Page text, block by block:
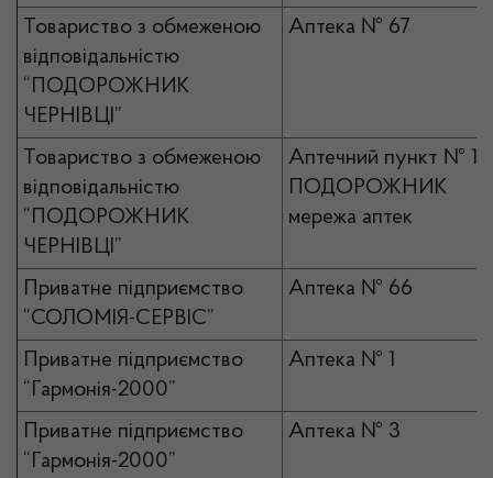
Товариство з обмеженою
відповідальністю
“ПОДОРОЖНИК
ЧЕРНІВЦІ”
Аптека № 67
Товариство з обмеженою
відповідальністю
“ПОДОРОЖНИК
ЧЕРНІВЦІ”
Аптечний пункт № 1
ПОДОРОЖНИК
мережа аптек
Приватне підприємство
“СОЛОМІЯ-СЕРВІС”
Аптека № 66
Приватне підприємство
“Гармонія-2000”
Аптека № 1
Приватне підприємство
“Гармонія-2000”
Аптека № 3